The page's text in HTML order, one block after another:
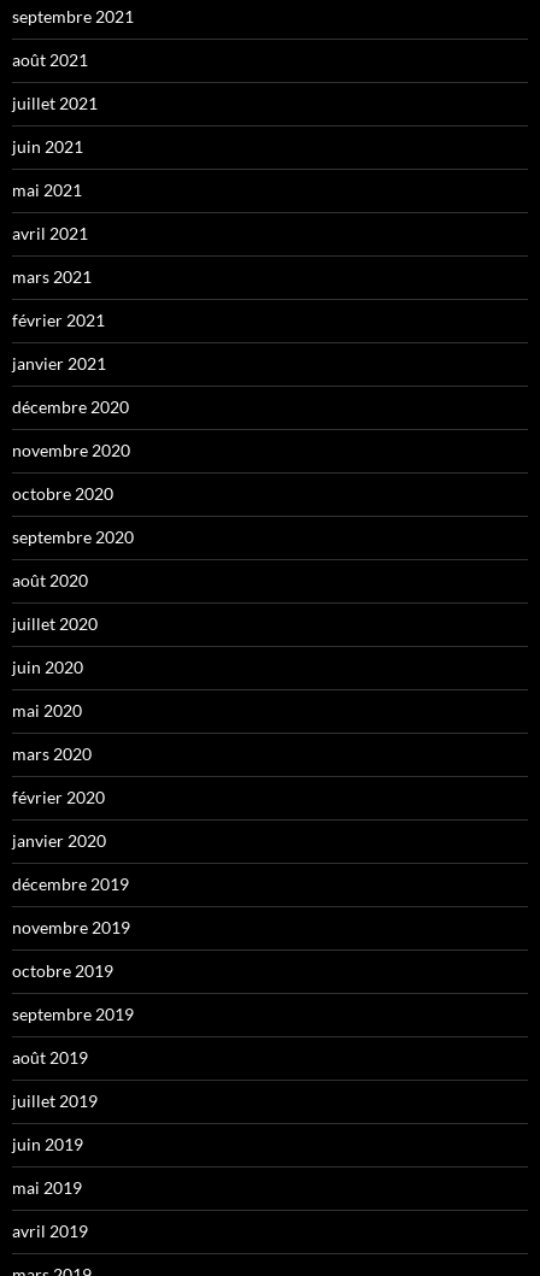
septembre 2021
août 2021
juillet 2021
juin 2021
mai 2021
avril 2021
mars 2021
février 2021
janvier 2021
décembre 2020
novembre 2020
octobre 2020
septembre 2020
août 2020
juillet 2020
juin 2020
mai 2020
mars 2020
février 2020
janvier 2020
décembre 2019
novembre 2019
octobre 2019
septembre 2019
août 2019
juillet 2019
juin 2019
mai 2019
avril 2019